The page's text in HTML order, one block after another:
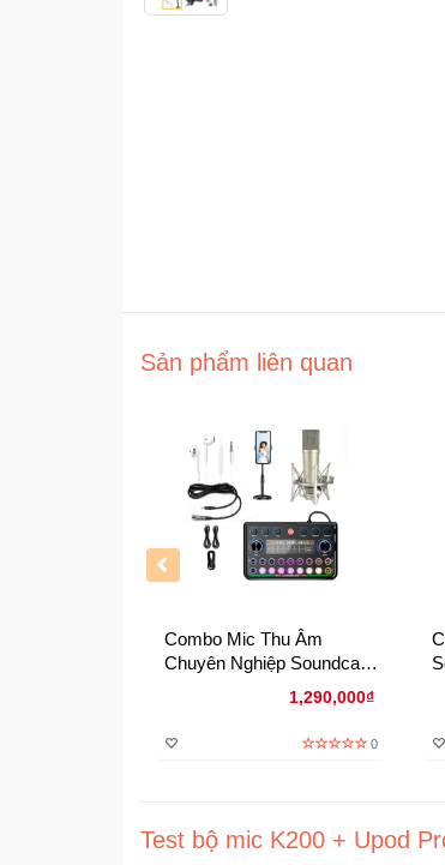
Sản phẩm liên quan
Combo Mic Thu Âm
Chuyên Nghiệp Soundcard
P99 Và Mic U87 – Âm
Thanh Chuẩn Studio Tại
Nhà
1,290,000₫
0
Test bộ mic K200 + Upod